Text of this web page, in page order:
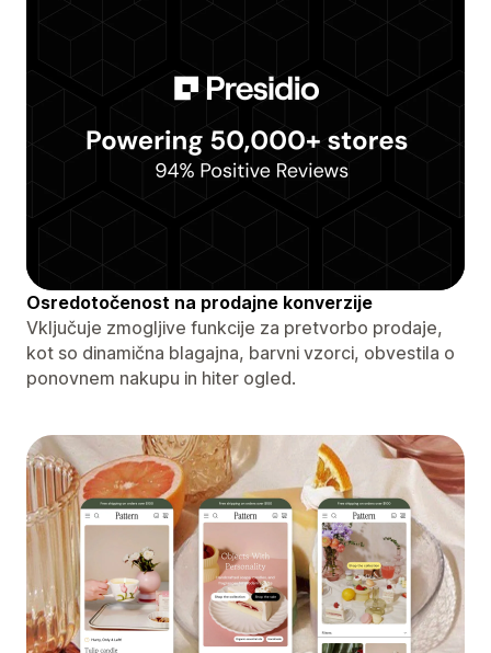
Osredotočenost na prodajne konverzije
Vključuje zmogljive funkcije za pretvorbo prodaje,
kot so dinamična blagajna, barvni vzorci, obvestila o
ponovnem nakupu in hiter ogled.